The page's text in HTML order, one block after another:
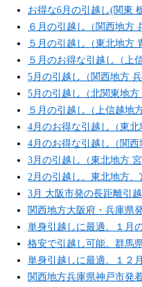
お得な6月の引越し(関東
６月の引越し（関西地方
５月の引越し（東北地方
５月のお得な引越し（上
5月の引越し（関西地方
5月の引越し（北関東地
５月の引越し（上信越地
4月のお得な引越し（東
4月のお得な引越し（関
3月の引越し（東北地方
2月の引越し。東北地方、
3月 大阪市発の長距離引
関西地方大阪府・兵庫県
単身引越しに最適。１月
格安で引越し可能。群馬
単身引越しに最適。１２
関西地方兵庫県神戸市発